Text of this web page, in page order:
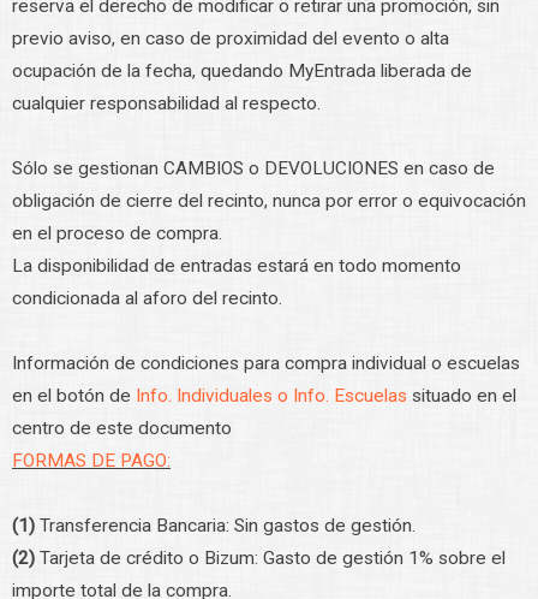
reserva el derecho de modificar o retirar una promoción, sin
previo aviso, en caso de proximidad del evento o alta
ocupación de la fecha, quedando MyEntrada liberada de
cualquier responsabilidad al respecto.
Sólo se gestionan CAMBIOS o DEVOLUCIONES en caso de
obligación de cierre del recinto, nunca por error o equivocación
en el proceso de compra.
La disponibilidad de entradas estará en todo momento
condicionada al aforo del recinto.
Información de condiciones para compra individual o escuelas
en el botón de Info. Individuales o Info. Escuelas situado en el
centro de este documento
FORMAS DE PAGO:
(1) Transferencia Bancaria: Sin gastos de gestión.
(2) Tarjeta de crédito o Bizum: Gasto de gestión 1% sobre el
importe total de la compra.